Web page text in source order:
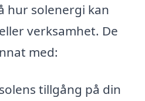
hur solenergi kan
verksamhet. De
med:
tillgång på din